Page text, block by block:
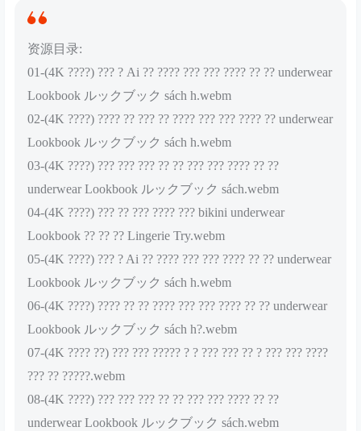
资源目录:
01-(4K ????) ??? ? Ai ?? ???? ??? ??? ???? ?? ?? underwear
Lookbook ルックブック sách h.webm
02-(4K ????) ???? ?? ??? ?? ???? ??? ??? ???? ?? underwear
Lookbook ルックブック sách h.webm
03-(4K ????) ??? ??? ??? ?? ?? ??? ??? ???? ?? ??
underwear Lookbook ルックブック sách.webm
04-(4K ????) ??? ?? ??? ???? ??? bikini underwear
Lookbook ?? ?? ?? Lingerie Try.webm
05-(4K ????) ??? ? Ai ?? ???? ??? ??? ???? ?? ?? underwear
Lookbook ルックブック sách h.webm
06-(4K ????) ???? ?? ?? ???? ??? ??? ???? ?? ?? underwear
Lookbook ルックブック sách h?.webm
07-(4K ???? ??) ??? ??? ????? ? ? ??? ??? ?? ? ??? ??? ????
??? ?? ?????.webm
08-(4K ????) ??? ??? ??? ?? ?? ??? ??? ???? ?? ??
underwear Lookbook ルックブック sách.webm